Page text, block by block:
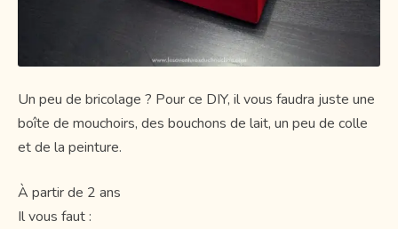
Un peu de bricolage ? Pour ce DIY, il vous faudra juste une
boîte de mouchoirs, des bouchons de lait, un peu de colle
et de la peinture.
À partir de 2 ans
Il vous faut :